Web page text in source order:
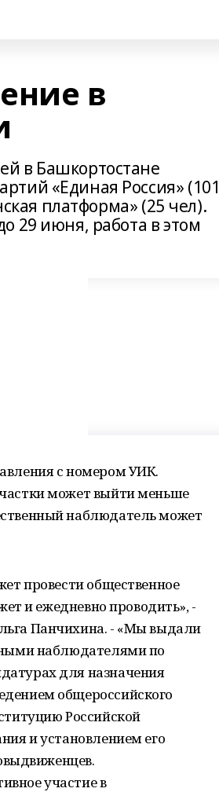
в
в Башкортостане
«Единая Россия»
платформа» (25 чел).
29 июня, работа в этом
с номером УИК.
может выйти меньше
наблюдатель может
провести общественное
и ежедневно проводить», -
Панчихина. - «Мы выдали
наблюдателями по
для назначения
общероссийского
Российской
и установлением его
участие в